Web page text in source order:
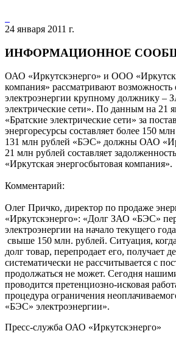
24 января 2011 г.
ИНФОРМАЦИОННОЕ
ОАО «Иркутскэнерго» и ООО
компания» рассматривают возможность
электроэнергии крупному должнику –
электрические сети». По данным на 21
«Братские электрические сети» за
энергоресурсы составляет более 150
131 млн рублей «БЭС» должны ОАО
21 млн рублей составляет
«Иркутская энергосбытовая компания».
Комментарий:
Олег Причко, директор по продаже
«Иркутскэнерго»: «Долг ЗАО «БЭС»
электроэнергии на начало текущего
свыше 150 млн. рублей. Ситуация,
долг товар, перепродает его, получает
систематически не рассчитывается с
продолжаться не может. Сегодня
проводится претенциозно-исковая
процедура ограничения
«БЭС» электроэнергии».
Пресс-служба ОАО «Иркутскэнерго»